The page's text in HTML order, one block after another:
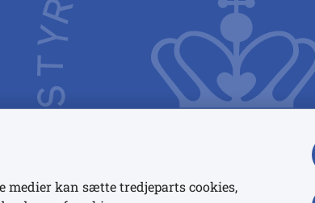
medier kan sætte tredjeparts cookies,